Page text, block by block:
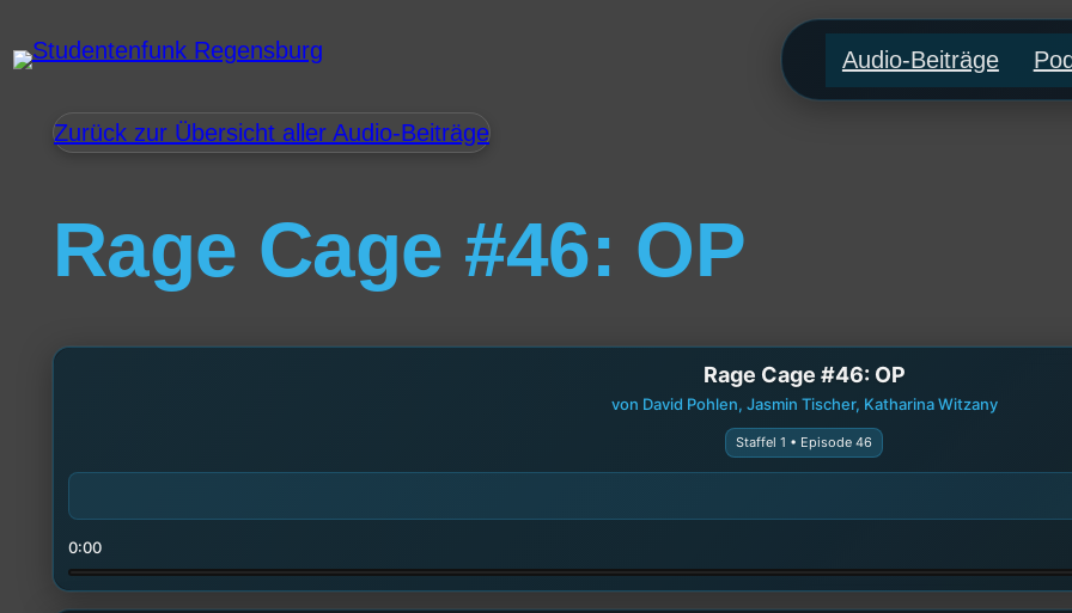
Audio-Beiträge
Zurück zur Übersicht aller Audio-Beiträge
Rage Cage #46: OP
Rage Cage #46: OP
von David Pohlen, Jasmin Tischer, Katharina Witzany
Staffel 1 • Episode 46
0:00